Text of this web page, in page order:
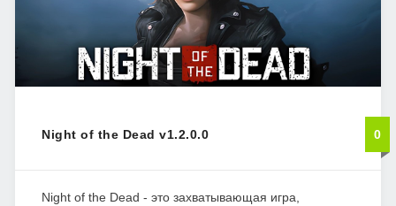
Night of the Dead v1.2.0.0 0
Night of the Dead - это захватывающая игра,